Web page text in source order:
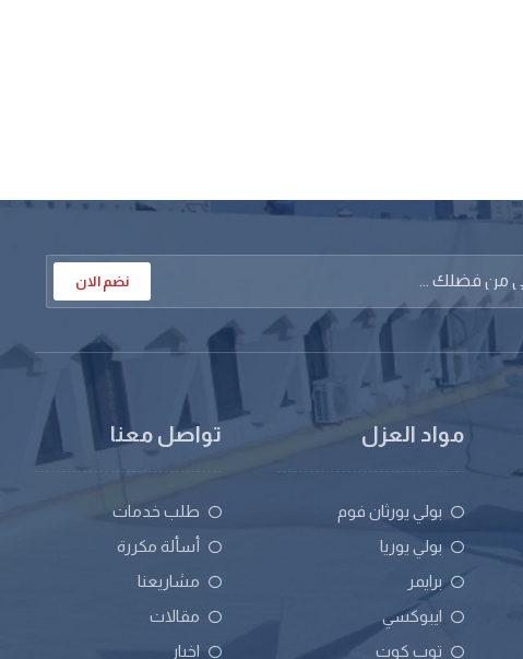
نضم الان
مواد العزل
بولي يورثان فوم
بولي يوريا
برايمر
ايبوكسي
توب كوت
تواصل معنا
طلب خدمات
أسألة مكررة
مشاريعنا
مقالات
اخبار